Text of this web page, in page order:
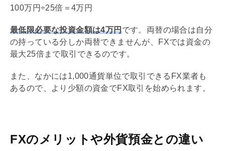
100万円÷25倍＝4万円
最低限必要な投資金額は4万円です。両替の場合は自分
の持っている分しか両替できませんが、FXでは資金の
最大25倍まで取引できるのです。
また、なかには1,000通貨単位で取引できるFX業者も
あるので、より少額の資金でFX取引を始められます。
FXのメリットや外貨預金との違い